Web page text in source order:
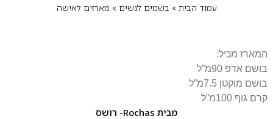
עמוד הבית» בשמים לנשים» מארזים לאישה
המארז מכיל:
בושם אדפ 90מ”ל
בושם מוקטן 7.5מ”ל
קרם גוף 100מ”ל
מבית Rochas- רושס